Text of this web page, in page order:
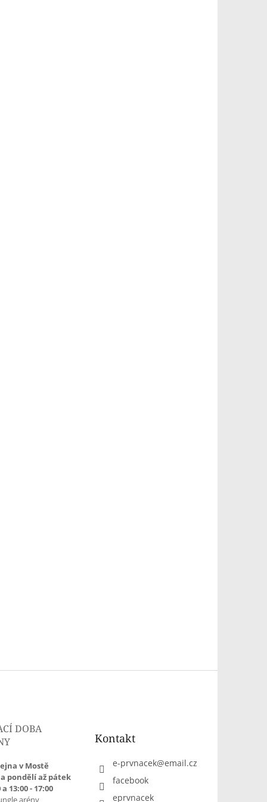
DOBA
v Mostě
pondělí až pátek
13:00 - 17:00
arény
Kontakt
e-prvnacek@email.cz
facebook
eprvnacek